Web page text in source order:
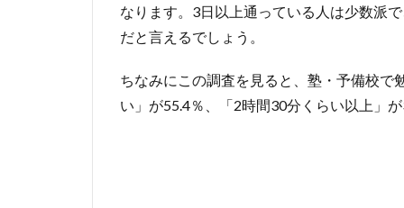
なります。3日以上通っている人は少数派
だと言えるでしょう。
ちなみにこの調査を見ると、塾・予備校
い」が55.4％、「2時間30分くらい以上」